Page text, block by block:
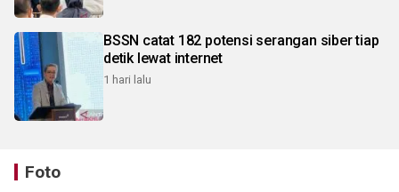
BSSN catat 182 potensi serangan siber tiap
detik lewat internet
1 hari lalu
Foto